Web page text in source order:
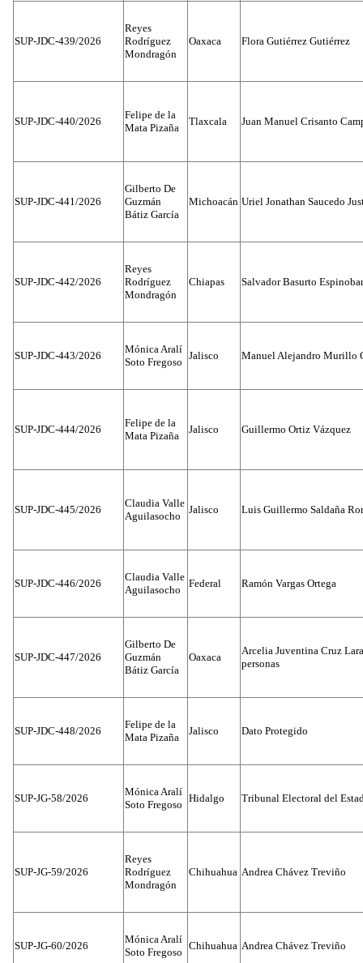
SUP-JDC-439/2026
Reyes
Rodríguez
Mondragón
Oaxaca Flora Gutiérrez Gutiérrez
SUP-JDC-440/2026
Felipe de la
Mata Pizaña
Tlaxcala Juan Manuel Crisanto
SUP-JDC-441/2026
Gilberto De
Guzmán
Bátiz García
Michoacán Uriel Jonathan Saucedo
SUP-JDC-442/2026
Reyes
Rodríguez
Mondragón
Chiapas Salvador Basurto
SUP-JDC-443/2026
Mónica Aralí
Soto Fregoso
Jalisco Manuel Alejandro Murillo
SUP-JDC-444/2026
Felipe de la
Mata Pizaña
Jalisco Guillermo Ortiz Vázquez
SUP-JDC-445/2026
Claudia Valle
Aguilasocho
Jalisco Luis Guillermo Saldaña
SUP-JDC-446/2026
Claudia Valle
Aguilasocho
Federal Ramón Vargas Ortega
SUP-JDC-447/2026
Gilberto De
Guzmán
Bátiz García
Oaxaca
Arcelia Juventina Cruz
personas
SUP-JDC-448/2026
Felipe de la
Mata Pizaña
Jalisco Dato Protegido
SUP-JG-58/2026
Mónica Aralí
Soto Fregoso
Hidalgo Tribunal Electoral del
SUP-JG-59/2026
Reyes
Rodríguez
Mondragón
Chihuahua Andrea Chávez Treviño
SUP-JG-60/2026
Mónica Aralí
Soto Fregoso
Chihuahua Andrea Chávez Treviño